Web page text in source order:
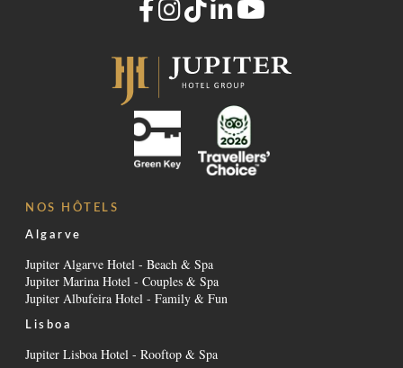
NOS HÔTELS
Algarve
Jupiter Algarve Hotel - Beach & Spa
Jupiter Marina Hotel - Couples & Spa
Jupiter Albufeira Hotel - Family & Fun
Lisboa
Jupiter Lisboa Hotel - Rooftop & Spa